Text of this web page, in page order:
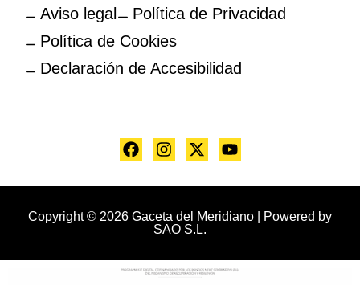
Aviso legal
Política de Privacidad
Política de Cookies
Declaración de Accesibilidad
Copyright © 2026 Gaceta del Meridiano | Powered by
SAO S.L.